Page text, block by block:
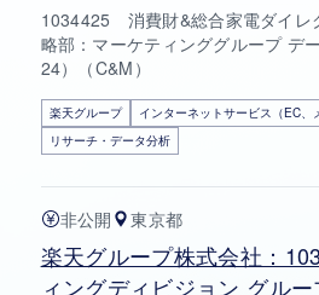
1034425 消費財&総合家電ダイレ
略部：マーケティンググループ デ
24）（C&M）
楽天グループ
インターネットサービス（EC、
リサーチ・データ分析
非公開 東京都
楽天グループ株式会社：
ィングディビジョン グル